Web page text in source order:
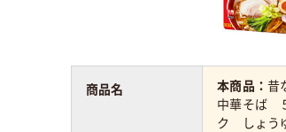
本商品：昔
中華そば
ク しょう
商品名